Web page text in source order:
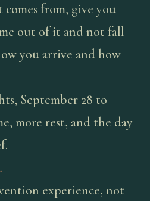
from, give you
out of it and not fall
you arrive and how
September 28 to
more rest, and the day
experience, not